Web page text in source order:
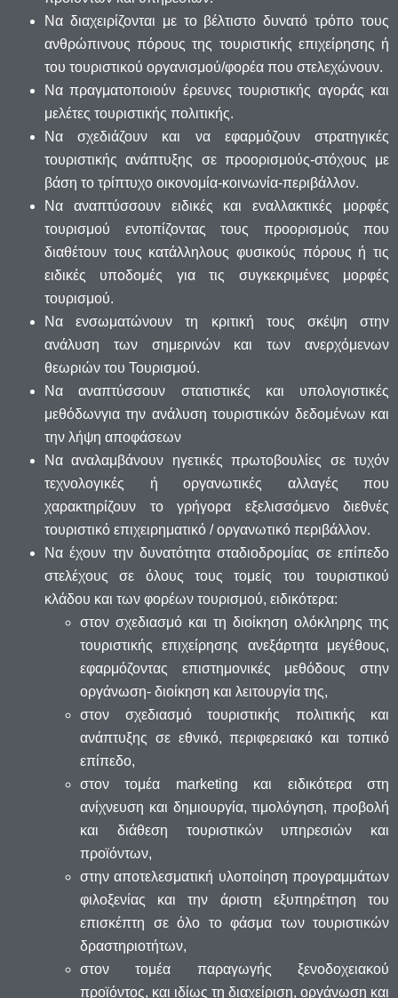
Να διαχειρίζονται με το βέλτιστο δυνατό τρόπο τους
ανθρώπινους πόρους της τουριστικής επιχείρησης ή
του τουριστικού οργανισμού/φορέα που στελεχώνουν.
Να πραγματοποιούν έρευνες τουριστικής αγοράς και
μελέτες τουριστικής πολιτικής.
Να σχεδιάζουν και να εφαρμόζουν στρατηγικές
τουριστικής ανάπτυξης σε προορισμούς-στόχους με
βάση το τρίπτυχο οικονομία-κοινωνία-περιβάλλον.
Να αναπτύσσουν ειδικές και εναλλακτικές μορφές
τουρισμού εντοπίζοντας τους προορισμούς που
διαθέτουν τους κατάλληλους φυσικούς πόρους ή τις
ειδικές υποδομές για τις συγκεκριμένες μορφές
τουρισμού.
Να ενσωματώνουν τη κριτική τους σκέψη στην
ανάλυση των σημερινών και των ανερχόμενων
θεωριών του Τουρισμού.
Να αναπτύσσουν στατιστικές και υπολογιστικές
μεθόδωνγια την ανάλυση τουριστικών δεδομένων και
την λήψη αποφάσεων
Να αναλαμβάνουν ηγετικές πρωτοβουλίες σε τυχόν
τεχνολογικές ή οργανωτικές αλλαγές που
χαρακτηρίζουν το γρήγορα εξελισσόμενο διεθνές
τουριστικό επιχειρηματικό / οργανωτικό περιβάλλον.
Να έχουν την δυνατότητα σταδιοδρομίας σε επίπεδο
στελέχους σε όλους τους τομείς του τουριστικού
κλάδου και των φορέων τουρισμού, ειδικότερα:
στον σχεδιασμό και τη διοίκηση ολόκληρης της
τουριστικής επιχείρησης ανεξάρτητα μεγέθους,
εφαρμόζοντας επιστημονικές μεθόδους στην
οργάνωση- διοίκηση και λειτουργία της,
στον σχεδιασμό τουριστικής πολιτικής και
ανάπτυξης σε εθνικό, περιφερειακό και τοπικό
επίπεδο,
στον τομέα marketing και ειδικότερα στη
ανίχνευση και δημιουργία, τιμολόγηση, προβολή
και διάθεση τουριστικών υπηρεσιών και
προϊόντων,
στην αποτελεσματική υλοποίηση προγραμμάτων
φιλοξενίας και την άριστη εξυπηρέτηση του
επισκέπτη σε όλο το φάσμα των τουριστικών
δραστηριοτήτων,
στον τομέα παραγωγής ξενοδοχειακού
προϊόντος, και ιδίως τη διαχείριση, οργάνωση και